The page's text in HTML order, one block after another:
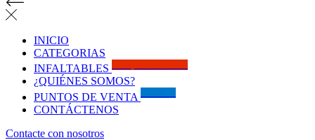
INICIO
CATEGORIAS
INFALTABLES
¿QUIÉNES SOMOS?
PUNTOS DE VENTA
CONTÁCTENOS
Contacte con nosotros